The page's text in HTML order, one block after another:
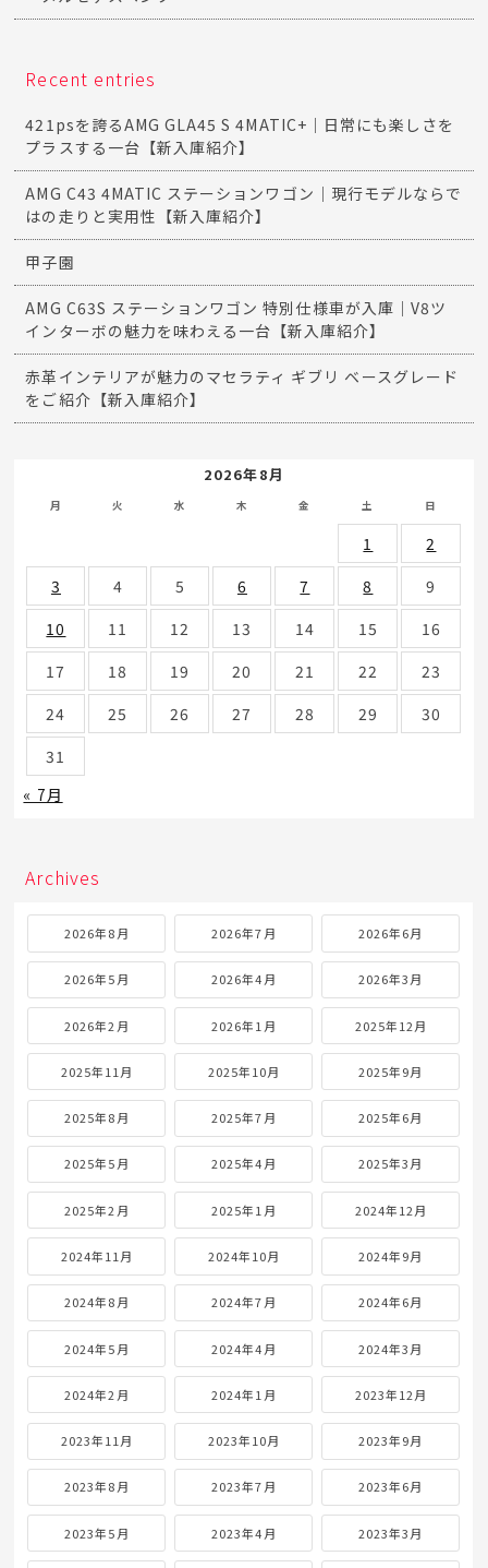
Recent entries
421psを誇るAMG GLA45 S 4MATIC+｜日常にも楽しさを
プラスする一台【新入庫紹介】
AMG C43 4MATIC ステーションワゴン｜現行モデルならで
はの走りと実用性【新入庫紹介】
甲子園
AMG C63S ステーションワゴン 特別仕様車が入庫｜V8ツ
インターボの魅力を味わえる一台【新入庫紹介】
赤革インテリアが魅力のマセラティ ギブリ ベースグレード
をご紹介【新入庫紹介】
2026年8月
月 火 水 木 金 土 日
1
2
3
4 5 6 7 8
9
10
11 12 13 14 15
16
17
18 19 20 21 22
23
24
25 26 27 28 29
30
31
« 7月
Archives
2026年8月 2026年7月 2026年6月
2026年5月 2026年4月 2026年3月
2026年2月 2026年1月 2025年12月
2025年11月 2025年10月 2025年9月
2025年8月 2025年7月 2025年6月
2025年5月 2025年4月 2025年3月
2025年2月 2025年1月 2024年12月
2024年11月 2024年10月 2024年9月
2024年8月 2024年7月 2024年6月
2024年5月 2024年4月 2024年3月
2024年2月 2024年1月 2023年12月
2023年11月 2023年10月 2023年9月
2023年8月 2023年7月 2023年6月
2023年5月 2023年4月 2023年3月